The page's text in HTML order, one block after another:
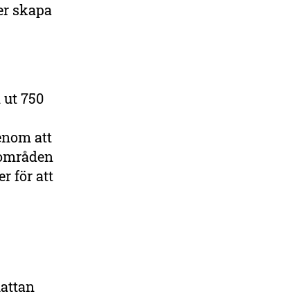
skapa
750
att
för att